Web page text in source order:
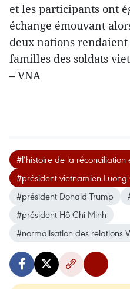
et les participants ont
échange émouvant
deux nations
familles des soldats
– VNA
#l’histoire de la
#président vietnamien Luong
#président Donald Trump
#président Hô Chi Minh
#normalisation des relations